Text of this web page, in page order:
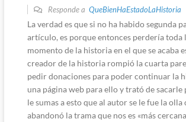
Responde a QueBienHaEstadoLaHistoria
La verdad es que si no ha habido segunda
artículo, es porque entonces perdería toda
momento de la historia en el que se acaba
creador de la historia rompió la cuarta
pedir donaciones para poder continuar la
una página web para ello y trató de sacarle
le sumas a esto que al autor se le fue la olla
abandonó la trama que nos es «más